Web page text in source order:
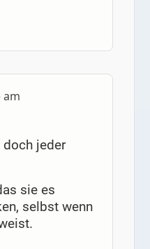
am
doch jeder
sie es
selbst wenn